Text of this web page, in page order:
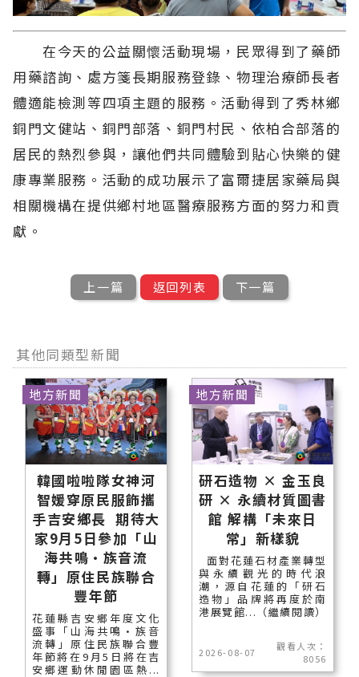
在今天的公益關懷活動現場，民眾得到了藥師
用藥諮詢、處方箋長期服務登錄、物理治療師長者
體適能檢測等四項主題的服務。活動得到了秀林鄉
銅門文健站、銅門部落、銅門村民、依柏合部落的
居民的熱烈參與，讓他們共同體驗到貼心快樂的健
康專業服務。活動的成功展示了富爾捷居家藥局與
相關機構在提供鄉村地區醫療服務方面的努力和貢
獻。
上一篇 返回列表 下一篇
其他同類型新聞
韓國啦啦隊女神河
智媛穿原民服飾攜
手吉安鄉長 期待大
家9月5日參加「山
海共鳴•族音流
轉」原住民族聯合
豐年節
花蓮縣吉安鄉年度文化
盛事「山海共鳴•族音
流轉」原住民族聯合豐
年節將在9月5日將在吉
安鄉運動休閒園區熱...
地方新聞
研石造物 × 金玉良
研 × 永續材質圖書
館 解構「未來日
常」新樣貌
面對花蓮石材產業轉型
與永續觀光的時代浪
潮，源自花蓮的「研石
造物」品牌將再度於南
港展覽館...（繼續閱讀）
2026-08-07
觀看人次：
8056
地方新聞